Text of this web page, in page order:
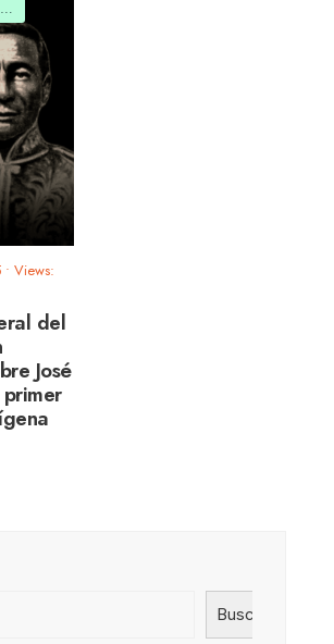
• Views:
del
José
Buscar